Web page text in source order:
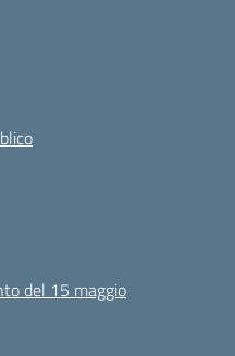
del 15 maggio